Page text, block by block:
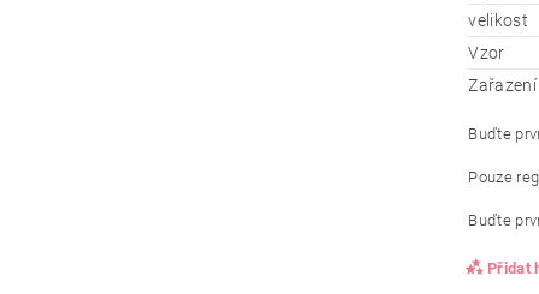
velikost
Vzor
Zařazení
Buďte
Pouze
Buďte
Přidat